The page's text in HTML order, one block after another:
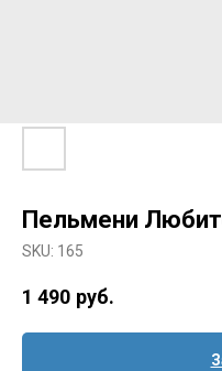
Пельмени
SKU: 165
1 490 руб.